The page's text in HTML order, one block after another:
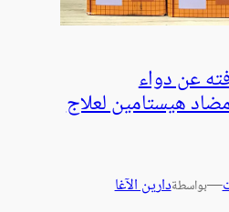
عن دواء
هيستامين لعلاج
—بواسطةدارين الآغا